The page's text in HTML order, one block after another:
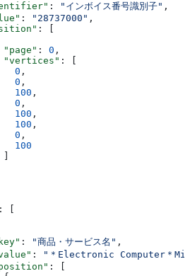
: "インボイス番号識別子" ,
: "28737000" ,
: [
"page"
: 0 ,
: [
0
,
0
,
100
,
0
,
100
,
100
,
0
,
100
: [
: "商品・サービス名" ,
:
"＊Electronic Computer＊
: [